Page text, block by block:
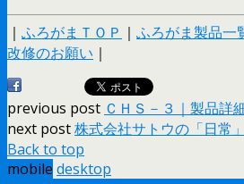
｜ ふろがまＴＯＰ ｜ ふろがま製品一
改修のお願い ｜
previous post ＣＨＳ－３｜製品詳
next post株式会社サトウの「日常」
Back to top
mobile desktop